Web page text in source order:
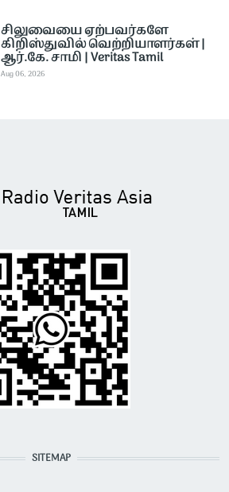
சிலுவையை ஏற்பவர்களே
கிறிஸ்துவில் வெற்றியாளர்கள் |
ஆர்.கே. சாமி | Veritas Tamil
Aug 06, 2026
SITEMAP